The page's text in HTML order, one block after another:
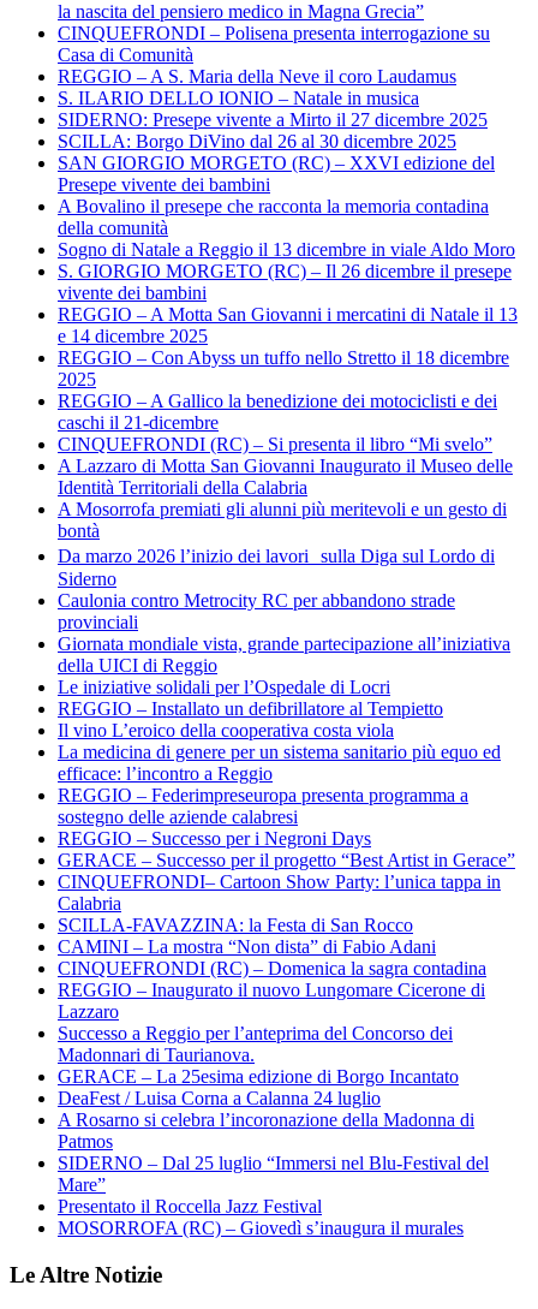
la nascita del pensiero medico in Magna Grecia”
CINQUEFRONDI – Polisena presenta interrogazione su
Casa di Comunità
REGGIO – A S. Maria della Neve il coro Laudamus
S. ILARIO DELLO IONIO – Natale in musica
SIDERNO: Presepe vivente a Mirto il 27 dicembre 2025
SCILLA: Borgo DiVino dal 26 al 30 dicembre 2025
SAN GIORGIO MORGETO (RC) – XXVI edizione del
Presepe vivente dei bambini
A Bovalino il presepe che racconta la memoria contadina
della comunità
Sogno di Natale a Reggio il 13 dicembre in viale Aldo Moro
S. GIORGIO MORGETO (RC) – Il 26 dicembre il presepe
vivente dei bambini
REGGIO – A Motta San Giovanni i mercatini di Natale il 13
e 14 dicembre 2025
REGGIO – Con Abyss un tuffo nello Stretto il 18 dicembre
2025
REGGIO – A Gallico la benedizione dei motociclisti e dei
caschi il 21-dicembre
CINQUEFRONDI (RC) – Si presenta il libro “Mi svelo”
A Lazzaro di Motta San Giovanni Inaugurato il Museo delle
Identità Territoriali della Calabria
A Mosorrofa premiati gli alunni più meritevoli e un gesto di
bontà
Da marzo 2026 l’inizio dei lavori sulla Diga sul Lordo di
Siderno
Caulonia contro Metrocity RC per abbandono strade
provinciali
Giornata mondiale vista, grande partecipazione all’iniziativa
della UICI di Reggio
Le iniziative solidali per l’Ospedale di Locri
REGGIO – Installato un defibrillatore al Tempietto
Il vino L’eroico della cooperativa costa viola
La medicina di genere per un sistema sanitario più equo ed
efficace: l’incontro a Reggio
REGGIO – Federimpreseuropa presenta programma a
sostegno delle aziende calabresi
REGGIO – Successo per i Negroni Days
GERACE – Successo per il progetto “Best Artist in Gerace”
CINQUEFRONDI– Cartoon Show Party: l’unica tappa in
Calabria
SCILLA-FAVAZZINA: la Festa di San Rocco
CAMINI – La mostra “Non dista” di Fabio Adani
CINQUEFRONDI (RC) – Domenica la sagra contadina
REGGIO – Inaugurato il nuovo Lungomare Cicerone di
Lazzaro
Successo a Reggio per l’anteprima del Concorso dei
Madonnari di Taurianova.
GERACE – La 25esima edizione di Borgo Incantato
DeaFest / Luisa Corna a Calanna 24 luglio
A Rosarno si celebra l’incoronazione della Madonna di
Patmos
SIDERNO – Dal 25 luglio “Immersi nel Blu-Festival del
Mare”
Presentato il Roccella Jazz Festival
MOSORROFA (RC) – Giovedì s’inaugura il murales
Le Altre Notizie